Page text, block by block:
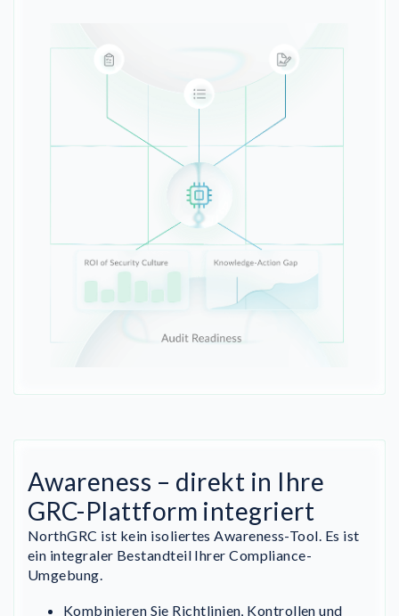
Awareness – direkt in Ihre
GRC-Plattform integriert
NorthGRC ist kein isoliertes Awareness-Tool. Es ist
ein integraler Bestandteil Ihrer Compliance-
Umgebung.
Kombinieren Sie Richtlinien, Kontrollen und